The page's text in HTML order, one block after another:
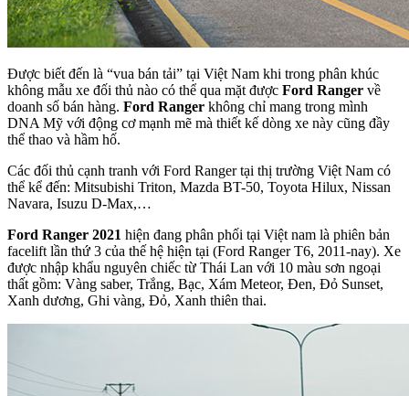
Được biết đến là “vua bán tải” tại Việt Nam khi trong phân khúc
không mẫu xe đối thủ nào có thể qua mặt được Ford Ranger về
doanh số bán hàng. Ford Ranger không chỉ mang trong mình
DNA Mỹ với động cơ mạnh mẽ mà thiết kế dòng xe này cũng đầy
thể thao và hầm hố.
Các đối thủ cạnh tranh với Ford Ranger tại thị trường Việt Nam có
thể kể đến: Mitsubishi Triton, Mazda BT-50, Toyota Hilux, Nissan
Navara, Isuzu D-Max,…
Ford Ranger 2021 hiện đang phân phối tại Việt nam là phiên bản
facelift lần thứ 3 của thế hệ hiện tại (Ford Ranger T6, 2011-nay). Xe
được nhập khẩu nguyên chiếc từ Thái Lan với 10 màu sơn ngoại
thất gồm: Vàng saber, Trắng, Bạc, Xám Meteor, Đen, Đỏ Sunset,
Xanh dương, Ghi vàng, Đỏ, Xanh thiên thai.